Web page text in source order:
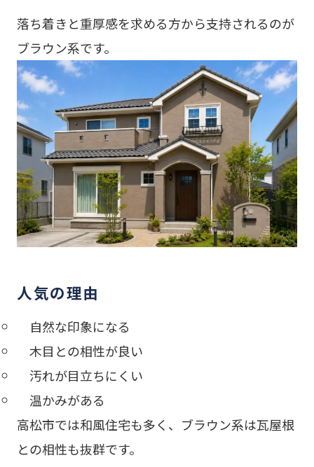
落ち着きと重厚感を求める方から支持されるのが
ブラウン系です。
人気の理由
自然な印象になる
木目との相性が良い
汚れが目立ちにくい
温かみがある
高松市では和風住宅も多く、ブラウン系は瓦屋根
との相性も抜群です。